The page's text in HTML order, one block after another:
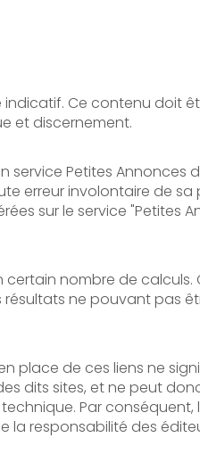
Ce contenu doit
et discernement.
Petites Annonces
erreur involontaire de
sur le service "Petites
nombre de
ne pouvant pas
place de ces liens ne
dits sites, et ne peut
Par conséquent,
responsabilité des